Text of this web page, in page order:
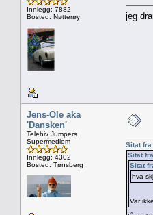
Innlegg: 7882
Bosted: Nøtterøy
jeg
Jens-Ole aka
'Dansken'
Telehiv Jumpers
Supermedlem
Innlegg: 4302
Bosted: Tønsberg
Sitat
Sitat
Sitat
hva
Var